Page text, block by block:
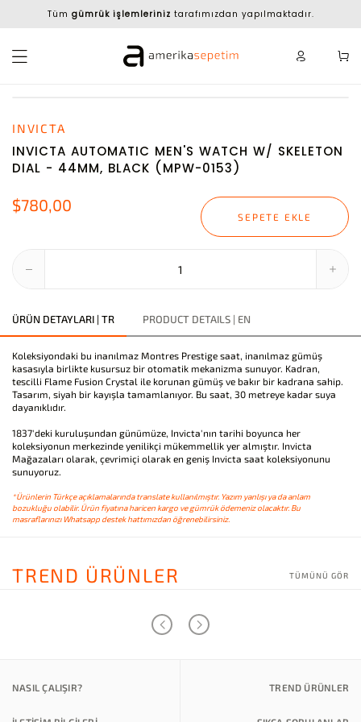
Tüm gümrük işlemleriniz tarafımızdan yapılmaktadır.
INVICTA
INVICTA AUTOMATIC MEN'S WATCH W/ SKELETON
DIAL - 44MM, BLACK (MPW-0153)
$780,00
SEPETE EKLE
ÜRÜN DETAYLARI | TR PRODUCT DETAILS | EN
Koleksiyondaki bu inanılmaz Montres Prestige saat, inanılmaz gümüş
kasasıyla birlikte kusursuz bir otomatik mekanizma sunuyor. Kadran,
tescilli Flame Fusion Crystal ile korunan gümüş ve bakır bir kadrana sahip.
Tasarım, siyah bir kayışla tamamlanıyor. Bu saat, 30 metreye kadar suya
dayanıklıdır.
1837'deki kuruluşundan günümüze, Invicta'nın tarihi boyunca her
koleksiyonun merkezinde yenilikçi mükemmellik yer almıştır. Invicta
Mağazaları olarak, çevrimiçi olarak en geniş Invicta saat koleksiyonunu
sunuyoruz.
*Ürünlerin Türkçe açıklamalarında translate kullanılmıştır. Yazım yanlışı ya da anlam
bozukluğu olabilir. Ürün fiyatına haricen kargo ve gümrük ödemeniz olacaktır. Bu
masraflarınızı Whatsapp destek hattımızdan öğrenebilirsiniz.
TREND ÜRÜNLER TÜMÜNÜ GÖR
NASIL ÇALIŞIR? TREND ÜRÜNLER